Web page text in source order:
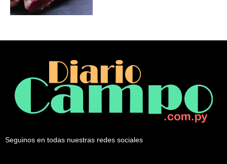
Seguinos en todas nuestras redes sociales